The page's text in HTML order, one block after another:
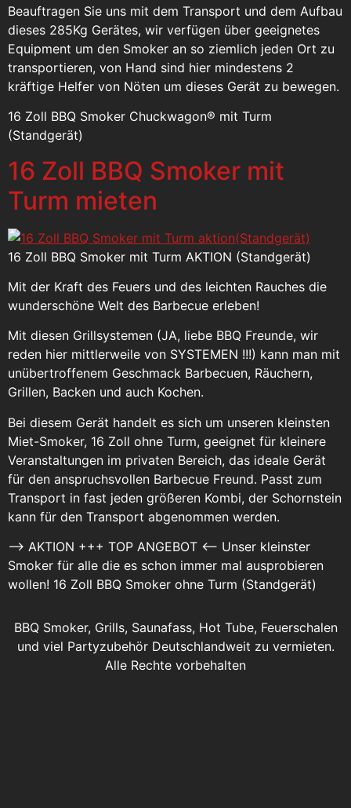
Beauftragen Sie uns mit dem Transport und dem Aufbau
dieses 285Kg Gerätes, wir verfügen über geeignetes
Equipment um den Smoker an so ziemlich jeden Ort zu
transportieren, von Hand sind hier mindestens 2
kräftige Helfer von Nöten um dieses Gerät zu bewegen.
16 Zoll BBQ Smoker Chuckwagon® mit Turm
(Standgerät)
16 Zoll BBQ Smoker mit
Turm mieten
16 Zoll BBQ Smoker mit Turm AKTION (Standgerät)
Mit der Kraft des Feuers und des leichten Rauches die
wunderschöne Welt des Barbecue erleben!
Mit diesen Grillsystemen (JA, liebe BBQ Freunde, wir
reden hier mittlerweile von SYSTEMEN !!!) kann man mit
unübertroffenem Geschmack Barbecuen, Räuchern,
Grillen, Backen und auch Kochen.
Bei diesem Gerät handelt es sich um unseren kleinsten
Miet-Smoker, 16 Zoll ohne Turm, geeignet für kleinere
Veranstaltungen im privaten Bereich, das ideale Gerät
für den anspruchsvollen Barbecue Freund. Passt zum
Transport in fast jeden größeren Kombi, der Schornstein
kann für den Transport abgenommen werden.
–> AKTION +++ TOP ANGEBOT <-- Unser kleinster
Smoker für alle die es schon immer mal ausprobieren
wollen! 16 Zoll BBQ Smoker ohne Turm (Standgerät)
BBQ Smoker, Grills, Saunafass, Hot Tube, Feuerschalen
und viel Partyzubehör Deutschlandweit zu vermieten.
Alle Rechte vorbehalten